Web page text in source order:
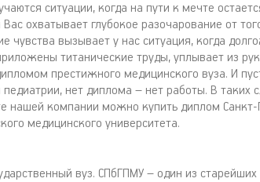
ситуации, когда на пути к мечте
охватывает глубокое разочарование от
чувства вызывает у нас ситуация, когда
титанические труды, уплывает из
престижного медицинского вуза. И
педиатрии, нет диплома – нет работы. В
нашей компании можно купить диплом Санкт-
медицинского университета.
вуз. СПбГПМУ – один из